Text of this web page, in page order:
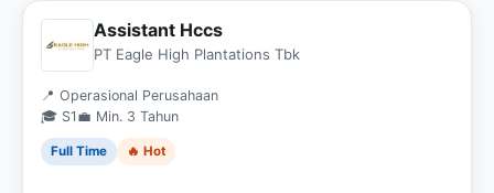
Assistant Hccs
PT Eagle High Plantations Tbk
📍 Operasional Perusahaan
🎓 S1 💼 Min. 3 Tahun
Full Time 🔥 Hot